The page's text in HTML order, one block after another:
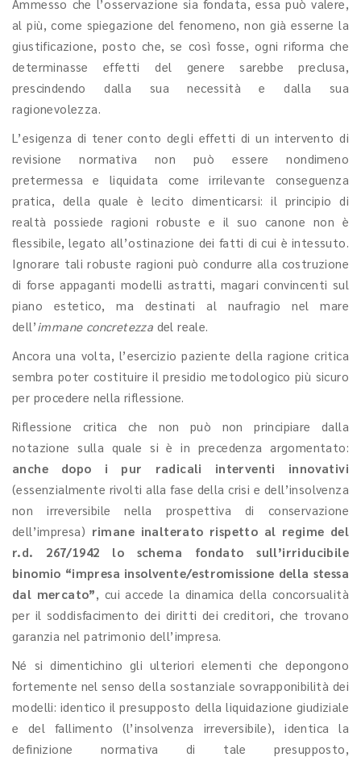
Ammesso che l’osservazione sia fondata, essa può valere,
al più, come spiegazione del fenomeno, non già esserne la
giustificazione, posto che, se così fosse, ogni riforma che
determinasse effetti del genere sarebbe preclusa,
prescindendo dalla sua necessità e dalla sua
ragionevolezza.
L’esigenza di tener conto degli effetti di un intervento di
revisione normativa non può essere nondimeno
pretermessa e liquidata come irrilevante conseguenza
pratica, della quale è lecito dimenticarsi: il principio di
realtà possiede ragioni robuste e il suo canone non è
flessibile, legato all’ostinazione dei fatti di cui è intessuto.
Ignorare tali robuste ragioni può condurre alla costruzione
di forse appaganti modelli astratti, magari convincenti sul
piano estetico, ma destinati al naufragio nel mare
dell’immane concretezza del reale.
Ancora una volta, l’esercizio paziente della ragione critica
sembra poter costituire il presidio metodologico più sicuro
per procedere nella riflessione.
Riflessione critica che non può non principiare dalla
notazione sulla quale si è in precedenza argomentato:
anche dopo i pur radicali interventi innovativi
(essenzialmente rivolti alla fase della crisi e dell’insolvenza
non irreversibile nella prospettiva di conservazione
dell’impresa) rimane inalterato rispetto al regime del
r.d. 267/1942 lo schema fondato sull’irriducibile
binomio “impresa insolvente/estromissione della stessa
dal mercato”, cui accede la dinamica della concorsualità
per il soddisfacimento dei diritti dei creditori, che trovano
garanzia nel patrimonio dell’impresa.
Né si dimentichino gli ulteriori elementi che depongono
fortemente nel senso della sostanziale sovrapponibilità dei
modelli: identico il presupposto della liquidazione giudiziale
e del fallimento (l’insolvenza irreversibile), identica la
definizione normativa di tale presupposto,